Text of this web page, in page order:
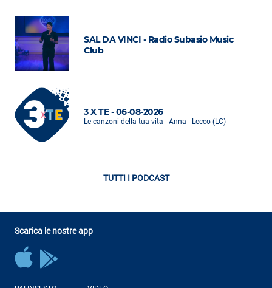
SAL DA VINCI - Radio Subasio Music
Club
3 X TE - 06-08-2026
Le canzoni della tua vita - Anna - Lecco (LC)
TUTTI I PODCAST
Scarica le nostre app